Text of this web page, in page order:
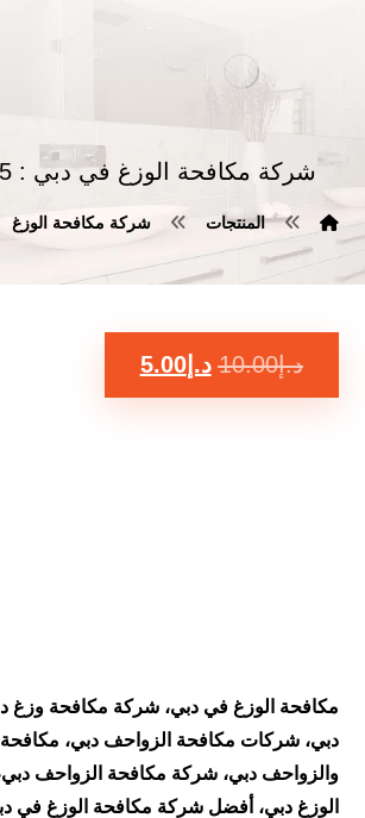
شركة مكافحة الوزغ في دبي : 0507978175
المنتجات شركة مكافحة الوزغ
د.إ10.00 د.إ5.00
مكافحة الوزغ في دبي، شركة مكافحة وزغ
دبي، شركات مكافحة الزواحف دبي،
والزواحف دبي، شركة مكافحة الزواحف
الوزغ دبي، أفضل شركة مكافحة الوزغ في